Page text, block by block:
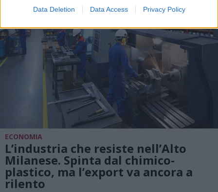
Data Deletion Data Access Privacy Policy
ECONOMIA
L’industria che resiste nell’Alto
Milanese. Spinta dal chimico-
plastico, ma l’export va ancora a
rilento